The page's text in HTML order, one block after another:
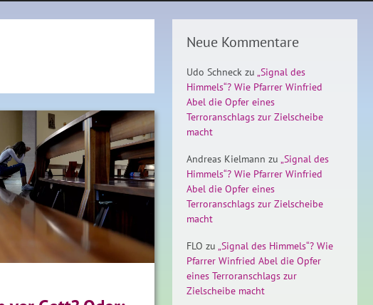
Neue Kommentare
Udo Schneck zu „Signal des
Himmels“? Wie Pfarrer Winfried
Abel die Opfer eines
Terroranschlags zur Zielscheibe
macht
Andreas Kielmann zu „Signal des
Himmels“? Wie Pfarrer Winfried
Abel die Opfer eines
Terroranschlags zur Zielscheibe
macht
FLO zu „Signal des Himmels“? Wie
Pfarrer Winfried Abel die Opfer
eines Terroranschlags zur
Zielscheibe macht